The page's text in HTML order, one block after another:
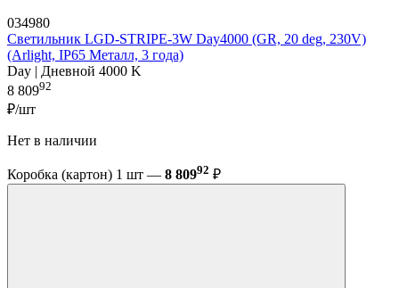
034980
Светильник LGD-STRIPE-3W Day4000 (GR, 20 deg, 230V)
(Arlight, IP65 Металл, 3 года)
Day | Дневной 4000 K
8 80992
₽/шт
Нет в наличии
Коробка (картон) 1 шт — 8 80992 ₽